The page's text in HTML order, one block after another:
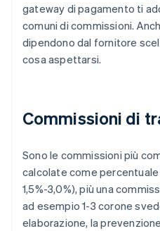
gateway di pagamento ti
comuni di commissioni.
dipendono dal fornitore
cosa aspettarsi.
Commissioni di
Sono le commissioni più
calcolate come
1,5%-3,0%), più una
ad esempio 1-3 corone
elaborazione, la